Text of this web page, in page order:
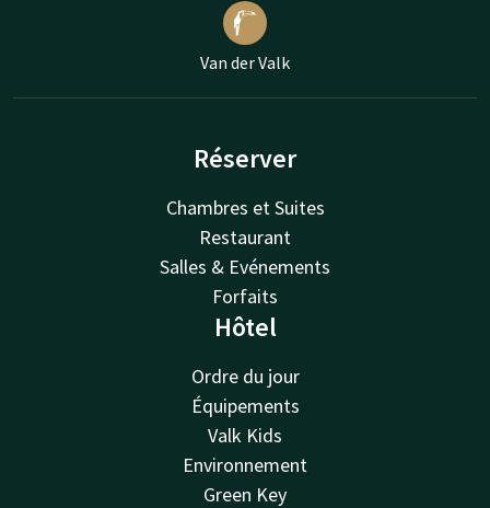
Van der Valk
Réserver
Chambres et Suites
Restaurant
Salles & Evénements
Forfaits
Hôtel
Ordre du jour
Équipements
Valk Kids
Environnement
Green Key